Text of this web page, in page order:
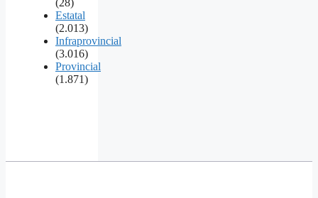
Estatal
(2.013)
Infraprovincial
(3.016)
Provincial
(1.871)